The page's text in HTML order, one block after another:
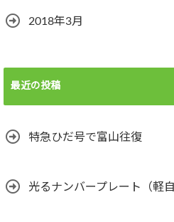
2018年3月
最近の投稿
特急ひだ号で富山往復
光るナンバープレート（軽自